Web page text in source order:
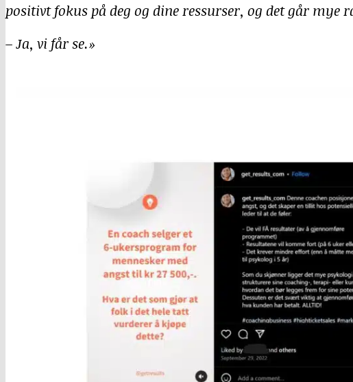
positivt fokus på deg og dine ressurser, og det går mye
– Ja, vi får se.»